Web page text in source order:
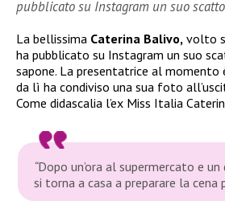
pubblicato su Instagram un suo
La bellissima Caterina Balivo, volto
ha pubblicato su Instagram un suo
sapone. La presentatrice al momento
da lì ha condiviso una sua foto
Come didascalia l’ex Miss Italia
“Dopo un’ora al supermercato e
si torna a casa a preparare la